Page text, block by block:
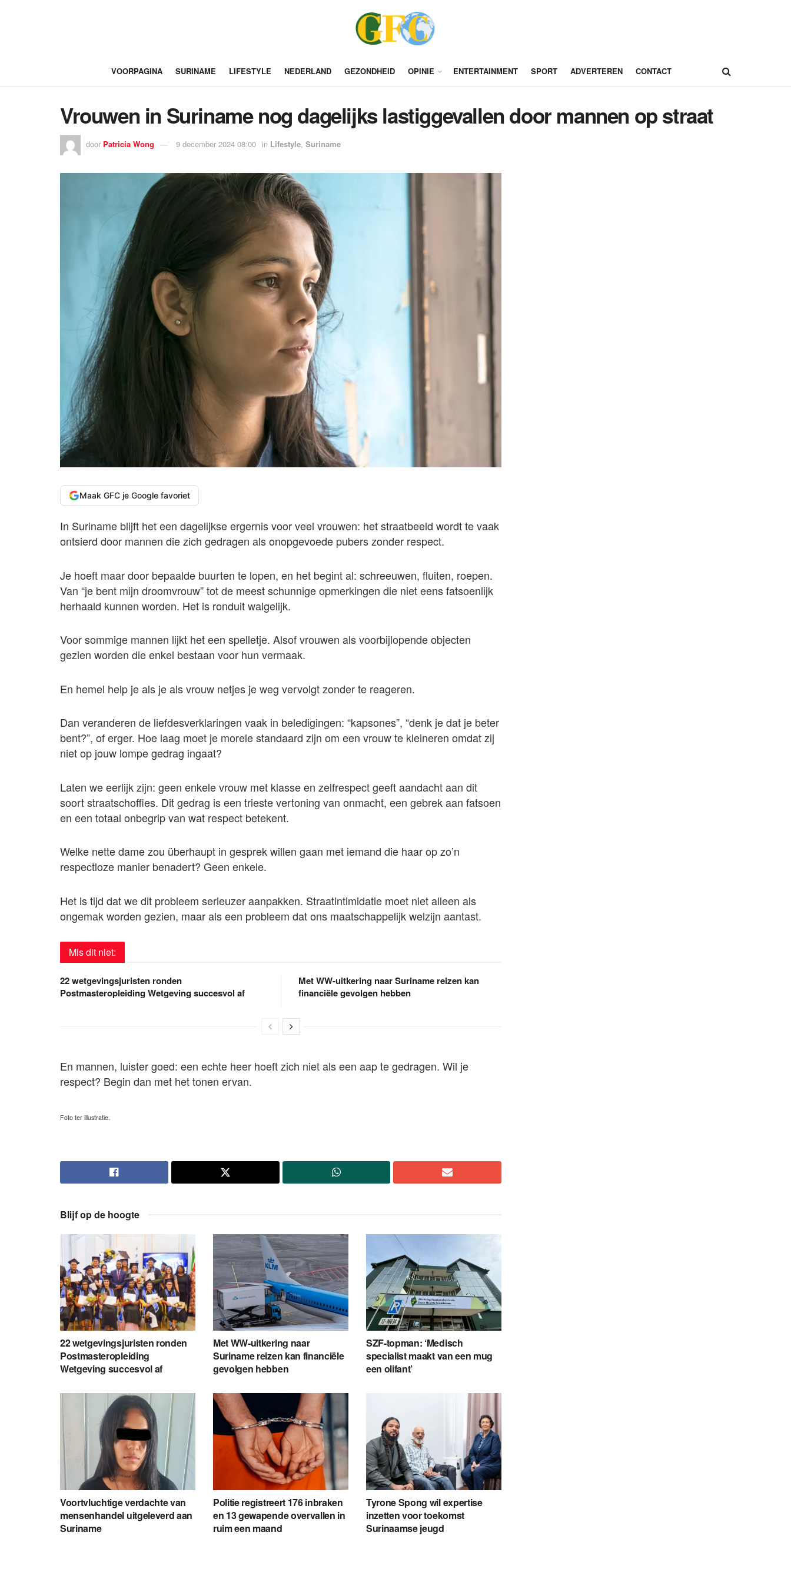
VOORPAGINA SURINAME LIFESTYLE NEDERLAND GEZONDHEID OPINIE ENTERTAINMENT SPORT ADVERTEREN CONTACT
Vrouwen in Suriname nog dagelijks lastiggevallen door mannen op straat
door Patricia Wong 9 december 2024 08:00 in Lifestyle, Suriname
Maak GFC je Google favoriet
In Suriname blijft het een dagelijkse ergernis voor veel vrouwen: het straatbeeld wordt te vaak
ontsierd door mannen die zich gedragen als onopgevoede pubers zonder respect.
Je hoeft maar door bepaalde buurten te lopen, en het begint al: schreeuwen, fluiten, roepen.
Van “je bent mijn droomvrouw” tot de meest schunnige opmerkingen die niet eens fatsoenlijk
herhaald kunnen worden. Het is ronduit walgelijk.
Voor sommige mannen lijkt het een spelletje. Alsof vrouwen als voorbijlopende objecten
gezien worden die enkel bestaan voor hun vermaak.
En hemel help je als je als vrouw netjes je weg vervolgt zonder te reageren.
Dan veranderen de liefdesverklaringen vaak in beledigingen: “kapsones”, “denk je dat je beter
bent?”, of erger. Hoe laag moet je morele standaard zijn om een vrouw te kleineren omdat zij
niet op jouw lompe gedrag ingaat?
Laten we eerlijk zijn: geen enkele vrouw met klasse en zelfrespect geeft aandacht aan dit
soort straatschoffies. Dit gedrag is een trieste vertoning van onmacht, een gebrek aan fatsoen
en een totaal onbegrip van wat respect betekent.
Welke nette dame zou überhaupt in gesprek willen gaan met iemand die haar op zo’n
respectloze manier benadert? Geen enkele.
Het is tijd dat we dit probleem serieuzer aanpakken. Straatintimidatie moet niet alleen als
ongemak worden gezien, maar als een probleem dat ons maatschappelijk welzijn aantast.
Mis dit niet:
22 wetgevingsjuristen ronden
Postmasteropleiding Wetgeving succesvol af
Met WW-uitkering naar Suriname reizen kan
financiële gevolgen hebben
En mannen, luister goed: een echte heer hoeft zich niet als een aap te gedragen. Wil je
respect? Begin dan met het tonen ervan.
Foto ter illustratie.
Blijf op de hoogte
22 wetgevingsjuristen ronden
Postmasteropleiding
Wetgeving succesvol af
Met WW-uitkering naar
Suriname reizen kan financiële
gevolgen hebben
SZF-topman: ‘Medisch
specialist maakt van een mug
een olifant’
Voortvluchtige verdachte van
mensenhandel uitgeleverd aan
Suriname
Politie registreert 176 inbraken
en 13 gewapende overvallen in
ruim een maand
Tyrone Spong wil expertise
inzetten voor toekomst
Surinaamse jeugd